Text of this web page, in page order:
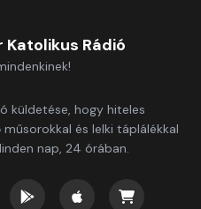
Katolikus Rádió
küldetése, hogy hiteles
és lelki táplálékkal
nap, 24 órában.